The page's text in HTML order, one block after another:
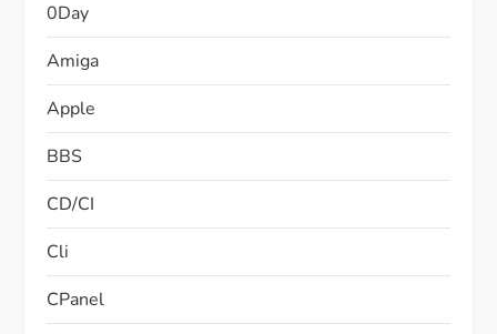
0Day
Amiga
Apple
BBS
CD/CI
Cli
CPanel